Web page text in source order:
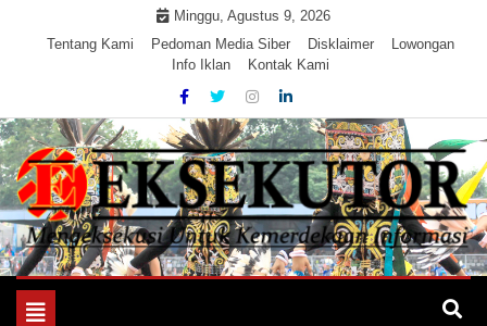
Minggu, Agustus 9, 2026
Tentang Kami
Pedoman Media Siber Disklaimer
Lowongan
Info Iklan
Kontak Kami
EKSEKUTOR
Mengeksekusi Berita Untuk Kemerdekaan dan Keadilan
Toggle